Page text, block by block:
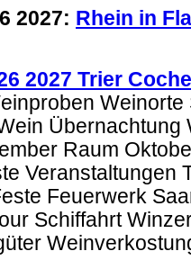
2027: Rhein in
2027 Trier
Weinorte
Übernachtung
Raum
Veranstaltungen
Feuerwerk
Schiffahrt